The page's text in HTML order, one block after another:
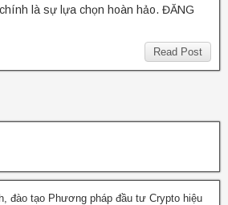
là sự lựa chọn hoàn hảo. ĐĂNG
Read Post
đào tạo Phương pháp đầu tư Crypto hiệu